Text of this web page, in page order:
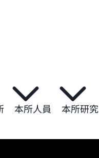
本所人員 本所研究